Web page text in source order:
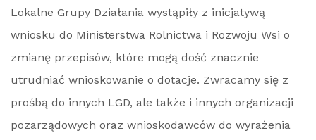
Lokalne Grupy Działania wystąpiły z inicjatywą
wniosku do Ministerstwa Rolnictwa i Rozwoju Wsi o
zmianę przepisów, które mogą dość znacznie
utrudniać wnioskowanie o dotacje. Zwracamy się z
prośbą do innych LGD, ale także i innych organizacji
pozarządowych oraz wnioskodawców do wyrażenia